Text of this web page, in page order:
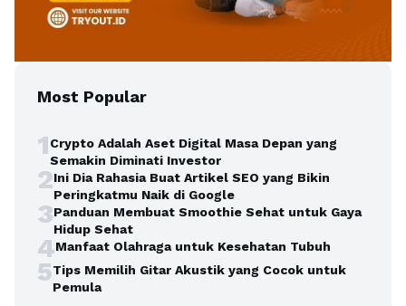
Most Popular
1Crypto Adalah Aset Digital Masa Depan yang
Semakin Diminati Investor
2Ini Dia Rahasia Buat Artikel SEO yang Bikin
Peringkatmu Naik di Google
3Panduan Membuat Smoothie Sehat untuk Gaya
Hidup Sehat
4Manfaat Olahraga untuk Kesehatan Tubuh
5Tips Memilih Gitar Akustik yang Cocok untuk
Pemula